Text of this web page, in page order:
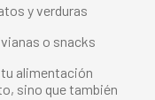
y verduras
o snacks
alimentación
sino que también